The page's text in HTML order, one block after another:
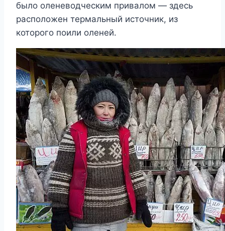
было оленеводческим привалом — здесь
расположен термальный источник, из
которого поили оленей.